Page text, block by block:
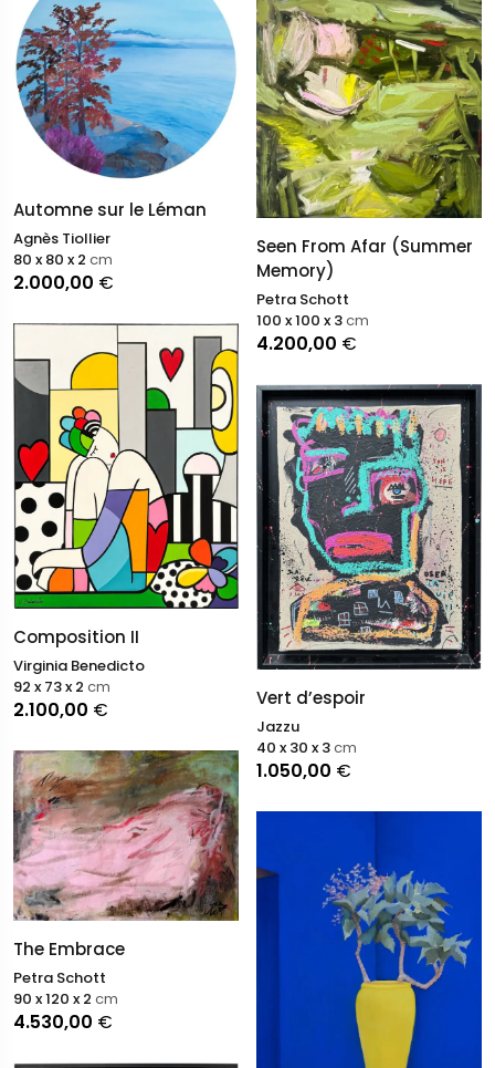
Automne sur le Léman
Agnès Tiollier
2.000,00 €
80 x 80 x 2 cm
Composition II
Virginia Benedicto
2.100,00 €
92 x 73 x 2 cm
The Embrace
Petra Schott
4.530,00 €
90 x 120 x 2 cm
Seen From Afar (Summer
Memory)
Petra Schott
4.200,00 €
100 x 100 x 3cm
Vert d’espoir
Jazzu
1.050,00 €
40 x 30 x 3cm